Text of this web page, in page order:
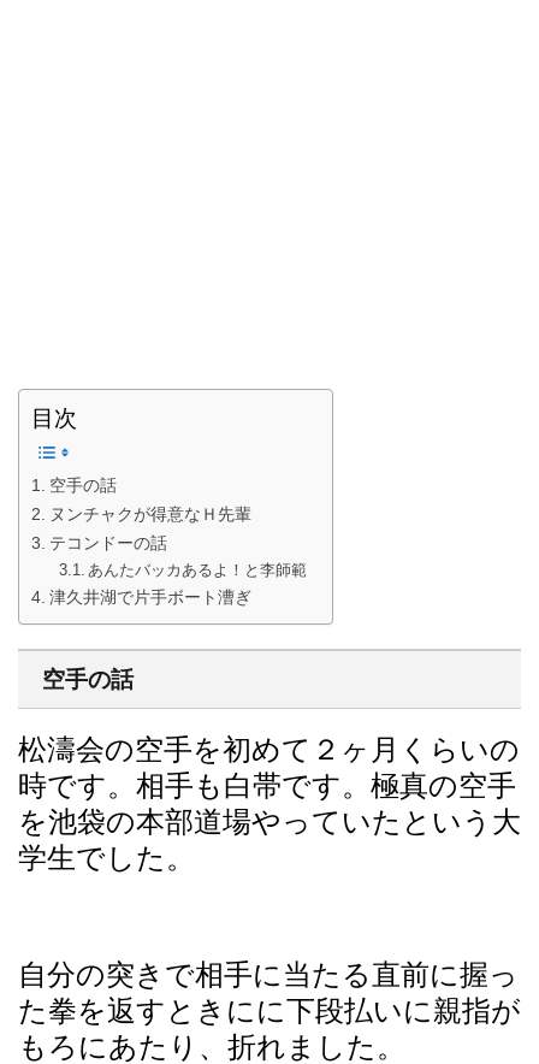
目次
空手の話
ヌンチャクが得意なＨ先輩
テコンドーの話
あんたバッカあるよ！と李師範
津久井湖で片手ボート漕ぎ
空手の話
松濤会の空手を初めて２ヶ月くらいの
時です。相手も白帯です。極真の空手
を池袋の本部道場やっていたという大
学生でした。
自分の突きで相手に当たる直前に握っ
た拳を返すときにに下段払いに親指が
もろにあたり、折れました。